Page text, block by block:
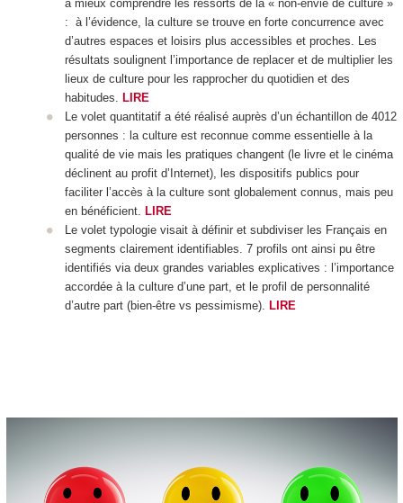
à mieux comprendre les ressorts de la « non-envie de culture »
: à l’évidence, la culture se trouve en forte concurrence avec
d’autres espaces et loisirs plus accessibles et proches. Les
résultats soulignent l’importance de replacer et de multiplier les
lieux de culture pour les rapprocher du quotidien et des
habitudes. LIRE
Le volet quantitatif a été réalisé auprès d’un échantillon de 4012
personnes : la culture est reconnue comme essentielle à la
qualité de vie mais les pratiques changent (le livre et le cinéma
déclinent au profit d’Internet), les dispositifs publics pour
faciliter l’accès à la culture sont globalement connus, mais peu
en bénéficient. LIRE
Le volet typologie visait à définir et subdiviser les Français en
segments clairement identifiables. 7 profils ont ainsi pu être
identifiés via deux grandes variables explicatives : l’importance
accordée à la culture d’une part, et le profil de personnalité
d’autre part (bien-être vs pessimisme). LIRE